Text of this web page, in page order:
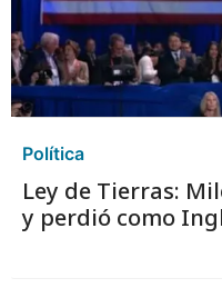
Política
Ley de Tierras:
y perdió como